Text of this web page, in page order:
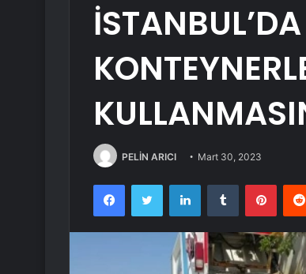
PELİN ARICI Mart 30, 2023
FacebookTwitter LinkedInTumblr